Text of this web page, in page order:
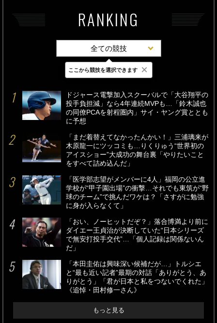
RANKING
全ての競技
最新 24時間 週間
ドジャース電撃加入スクーバルで「大谷翔平の
投手負担減」なら4年連続MVPも…「鈴木誠也
の同僚PCAを射程圏内」サイ・ヤング賞ととも
に予想
「まだ着替えてなかったんかい！」三浦璃来が
木原龍一にツッコミも…りくりゅう“世界初の
アイスショー”大成功の舞台裏「やりたいこと
をすべて詰め込んだ」
「医学部志望がメンバーに4人」福岡の公立進
学校が“甲子園出場”の衝撃…それでも東筑が“野
球のチーム”で挑んだワケは？「さすがに勉強
に身が入らなくて」
「おい、ノーヒットだぞ？」落合博満より前に
ダイエー王貞治が決断していた“日本シリーズ
で無安打投手交代”…「個人記録は関係ないん
だ」
「本田圭佑は興味深い候補だが…」トルシエ
と“最も近い記者”最期の対話「ありがとう、あ
りがとう」「君が日本と私をつないでくれた」
《追悼・田村修一さん》
もっと見る
ここから競技を選択できます ×